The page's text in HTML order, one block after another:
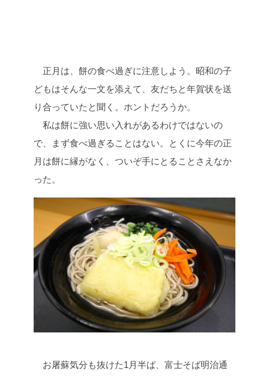
正月は、餅の食べ過ぎに注意しよう。昭和の子
どもはそんな一文を添えて、友だちと年賀状を送
り合っていたと聞く。ホントだろうか。
私は餅に強い思い入れがあるわけではないの
で、まず食べ過ぎることはない。とくに今年の正
月は餅に縁がなく、ついぞ手にとることさえなか
った。
お屠蘇気分も抜けた1月半ば、富士そば明治通